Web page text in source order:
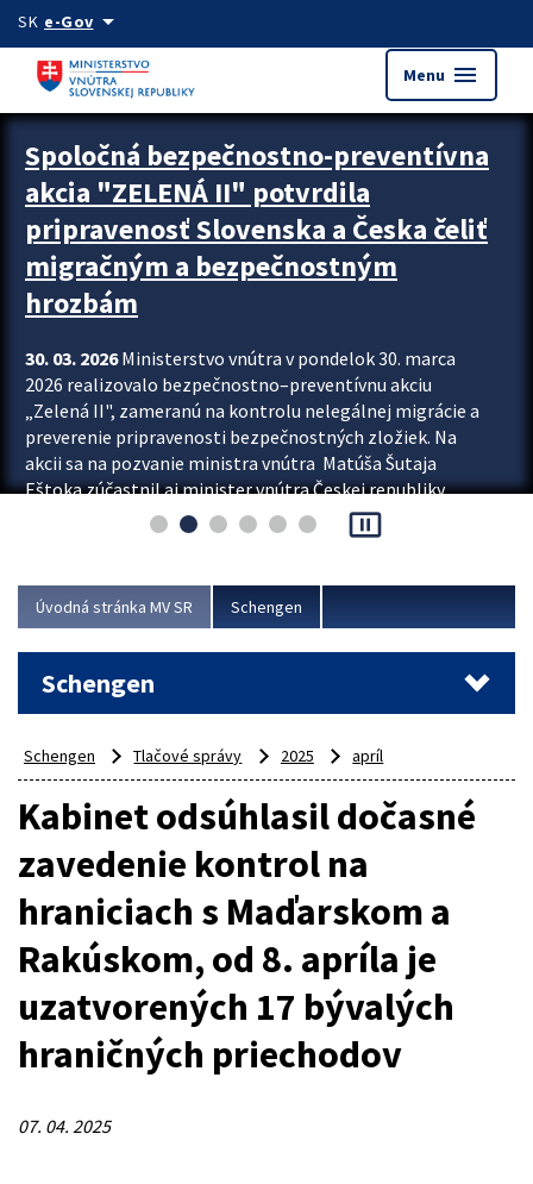
Preskocit na hlavný obsah
SK e-Govarrow_drop_down
Menu menu
Zastavit automatický posun upútavok
Spoločná bezpečnostno-preventívna
akcia "ZELENÁ II" potvrdila
pripravenosť Slovenska a Česka čeliť
migračným a bezpečnostným
hrozbám
30. 03. 2026Ministerstvo vnútra v pondelok 30. marca
2026 realizovalo bezpečnostno–preventívnu akciu
„Zelená II", zameranú na kontrolu nelegálnej migrácie a
preverenie pripravenosti bezpečnostných zložiek. Na
akcii sa na pozvanie ministra vnútra Matúša Šutaja
Eštoka zúčastnil aj minister vnútra Českej republiky
Lubomír Metnar, spolu s ďalšími zahraničnými partnermi.
Cieľom akcie bolo posilniť kontrolné mechanizmy,
demonštrovať pripravenosť Slovenska na možné...
pause_presentation
Úvodná stránka MV SR Schengen
Schengen
Schengen Tlačové správy 2025 apríl
Kabinet odsúhlasil dočasné
zavedenie kontrol na
hraniciach s Maďarskom a
Rakúskom, od 8. apríla je
uzatvorených 17 bývalých
hraničných priechodov
07. 04. 2025